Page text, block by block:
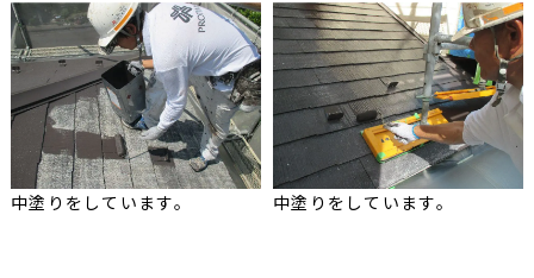
中塗りをしています。 中塗りをしています。